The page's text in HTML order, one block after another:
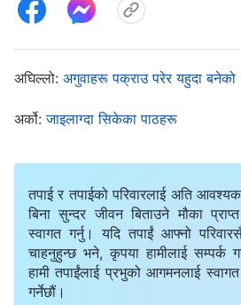
उनीमाथि त्यति धेरै ध्यान देलिन् भन्ने
सम्बन्धित कुराहरू उठाएर
उनको सारलाई स्पष्ट रूपमा देख्न
कर्तव्य पूरा गर्न अर्को समूहमा सरुवा
उनी अझै पनि त्यसरी नै व्यवहार
उनको अहममा असर गर्छ, उनी अनन्त
राम्ररी मिलेर काम गर्न सक्दिनन्
अघिल्लो: अगुवाहरू पक्राउ परेर यहुदा बनेको
अर्को:जाइलाग्दा सिकेका पाठहरू
तपाई र तपाईको परिवारलाई अति
बिना सुन्दर जीवन बिताउने मौका
स्वागत गर्नु। यदि तपाईं आफ्नो
चाहनुहुन्छ भने, कृपया हामीलाई सम्पर्क
हामी तपाईंलाई प्रभुको आगमनलाई स्वागत
गर्नेछौं।